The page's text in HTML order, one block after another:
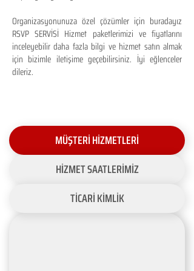
Organizasyonunuza özel çözümler için buradayız
RSVP SERVİSİ Hizmet paketlerimizi ve fiyatlarını
inceleyebilir daha fazla bilgi ve hizmet satın almak
için bizimle iletişime geçebilirsiniz. İyi eğlenceler
dileriz.
MÜŞTERİ HİZMETLERİ
HİZMET SAATLERİMİZ
TİCARİ KİMLİK